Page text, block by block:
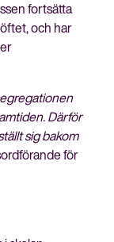
fortsätta
och har
Därför
sig bakom
för